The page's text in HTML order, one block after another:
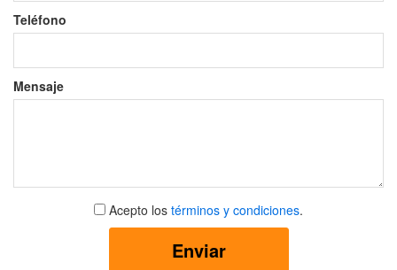
Teléfono
Mensaje
Aceptar
términos
Acepto los términos y condiciones.
Enviar